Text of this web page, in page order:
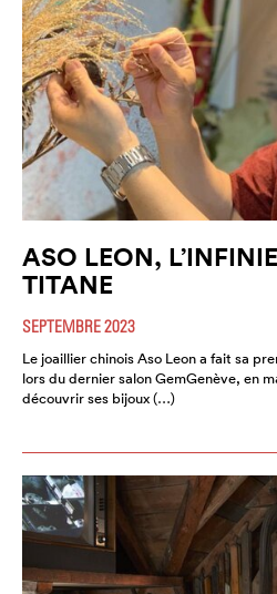
ASO LEON,
TITANE
SEPTEMBRE 2023
Le joaillier chinois Aso Leon a fait sa
lors du dernier salon GemGenève, en
découvrir ses bijoux (…)